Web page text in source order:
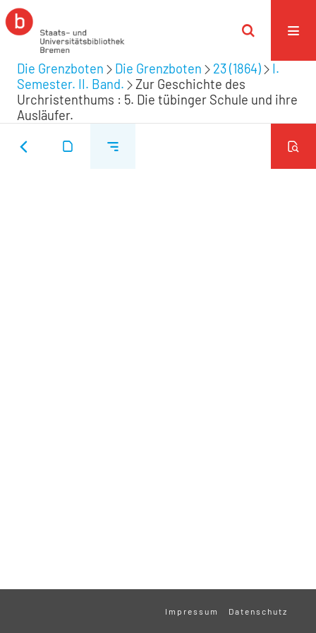
Die Grenzboten Die Grenzboten 23 (1864)
I.
Semester. II. Band.
Zur Geschichte des
Urchristenthums : 5. Die tübinger Schule und ihre
Ausläufer.
Impressum Datenschutz